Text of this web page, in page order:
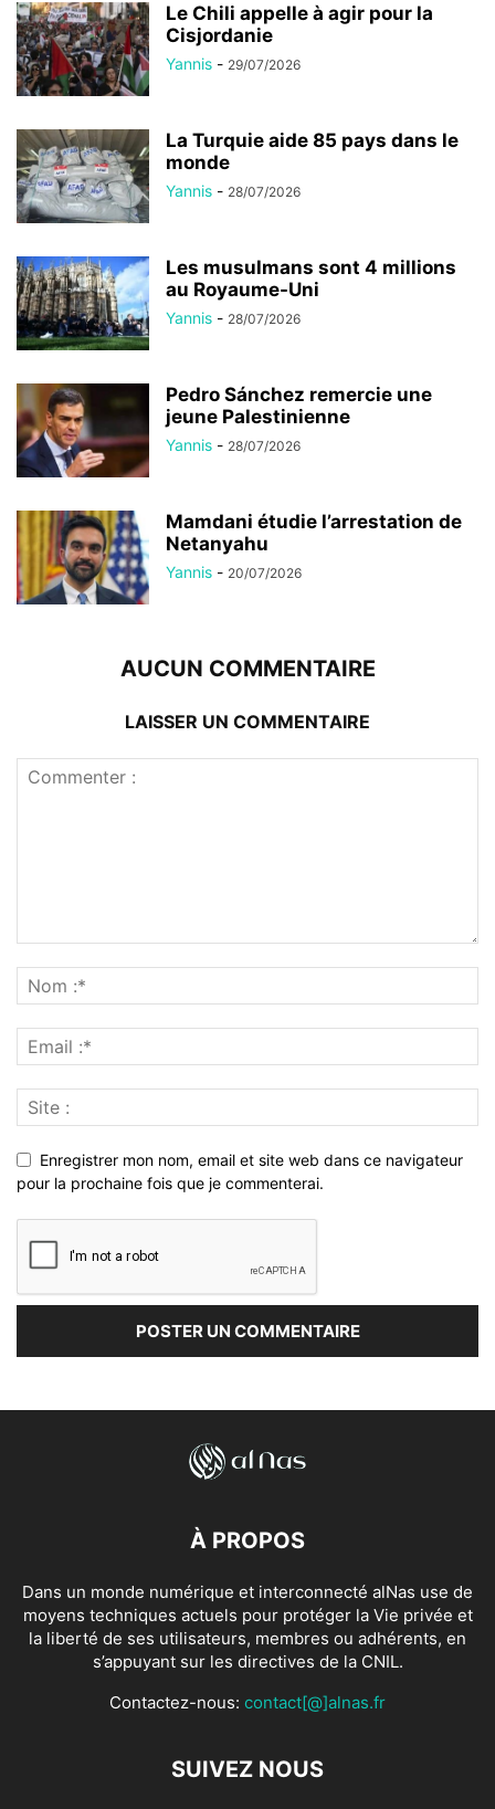
Le Chili appelle à agir pour la
Cisjordanie
Yannis - 29/07/2026
La Turquie aide 85 pays dans le
monde
Yannis - 28/07/2026
Les musulmans sont 4 millions
au Royaume-Uni
Yannis - 28/07/2026
Pedro Sánchez remercie une
jeune Palestinienne
Yannis - 28/07/2026
Mamdani étudie l’arrestation de
Netanyahu
Yannis - 20/07/2026
AUCUN COMMENTAIRE
LAISSER UN COMMENTAIRE
Enregistrer mon nom, email et site web dans ce navigateur
pour la prochaine fois que je commenterai.
À PROPOS
Dans un monde numérique et interconnecté alNas use de
moyens techniques actuels pour protéger la Vie privée et
la liberté de ses utilisateurs, membres ou adhérents, en
s’appuyant sur les directives de la CNIL.
Contactez-nous: contact[@]alnas.fr
SUIVEZ NOUS